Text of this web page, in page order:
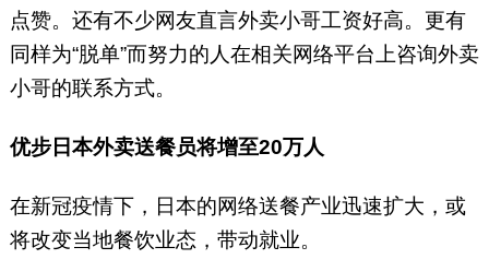
点赞。还有不少网友直言外卖小哥工资好高。更有
同样为“脱单”而努力的人在相关网络平台上咨询外卖
小哥的联系方式。
优步日本外卖送餐员将增至20万人
在新冠疫情下，日本的网络送餐产业迅速扩大，或
将改变当地餐饮业态，带动就业。